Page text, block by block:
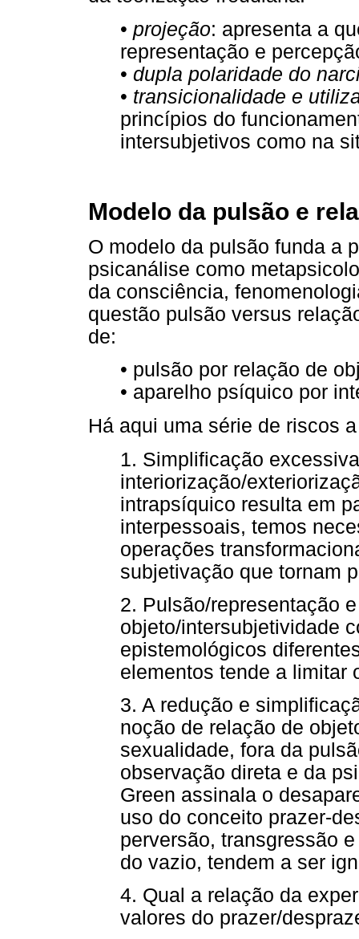
• projeção: apresenta a
representação e
• dupla polaridade do
• transicionalidade e
princípios do
intersubjetivos como na
Modelo da pulsão e
O modelo da pulsão funda a
psicanálise como
da consciência,
questão pulsão versus
de:
• pulsão por relação de
• aparelho psíquico por
Há aqui uma série de riscos
1. Simplificação
interiorização/
intrapsíquico resulta em
interpessoais, temos
operações
subjetivação que tornam
2. Pulsão/representação
objeto/intersubjetividade
epistemológicos
elementos tende a limitar
3. A redução e
noção de relação de
sexualidade, fora da
observação direta e da
Green assinala o
uso do conceito prazer-
perversão, transgressão
do vazio, tendem a ser
4. Qual a relação da
valores do prazer/